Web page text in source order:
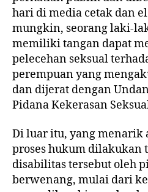
hari di media cetak dan
mungkin, seorang laki-
memiliki tangan dapat
pelecehan seksual
perempuan yang
dan dijerat dengan
Pidana Kekerasan
Di luar itu, yang menarik
proses hukum dilakukan
disabilitas tersebut oleh
berwenang, mulai dari